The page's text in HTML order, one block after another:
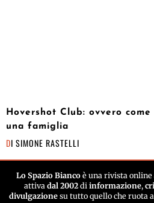
Hovershot Club: ovvero
una famiglia
DI SIMONE RASTELLI
Lo Spazio Biancoè una rivista online
attiva dal 2002 di informazione,
divulgazione su tutto quello che ruota